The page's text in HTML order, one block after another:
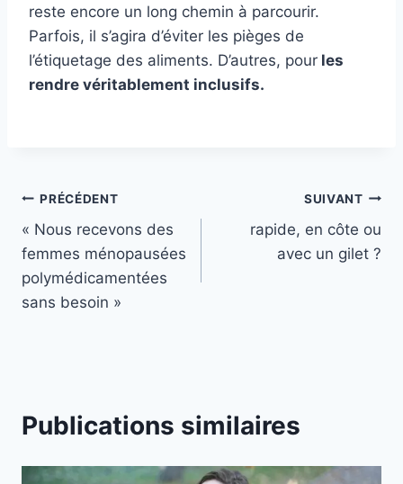
reste encore un long chemin à parcourir.
Parfois, il s’agira d’éviter les pièges de
l’étiquetage des aliments. D’autres, pour les
rendre véritablement inclusifs.
Navigation
de
l’article
PRÉCÉDENT
« Nous recevons des
femmes ménopausées
polymédicamentées
sans besoin »
SUIVANT
rapide, en côte ou
avec un gilet ?
Publications similaires